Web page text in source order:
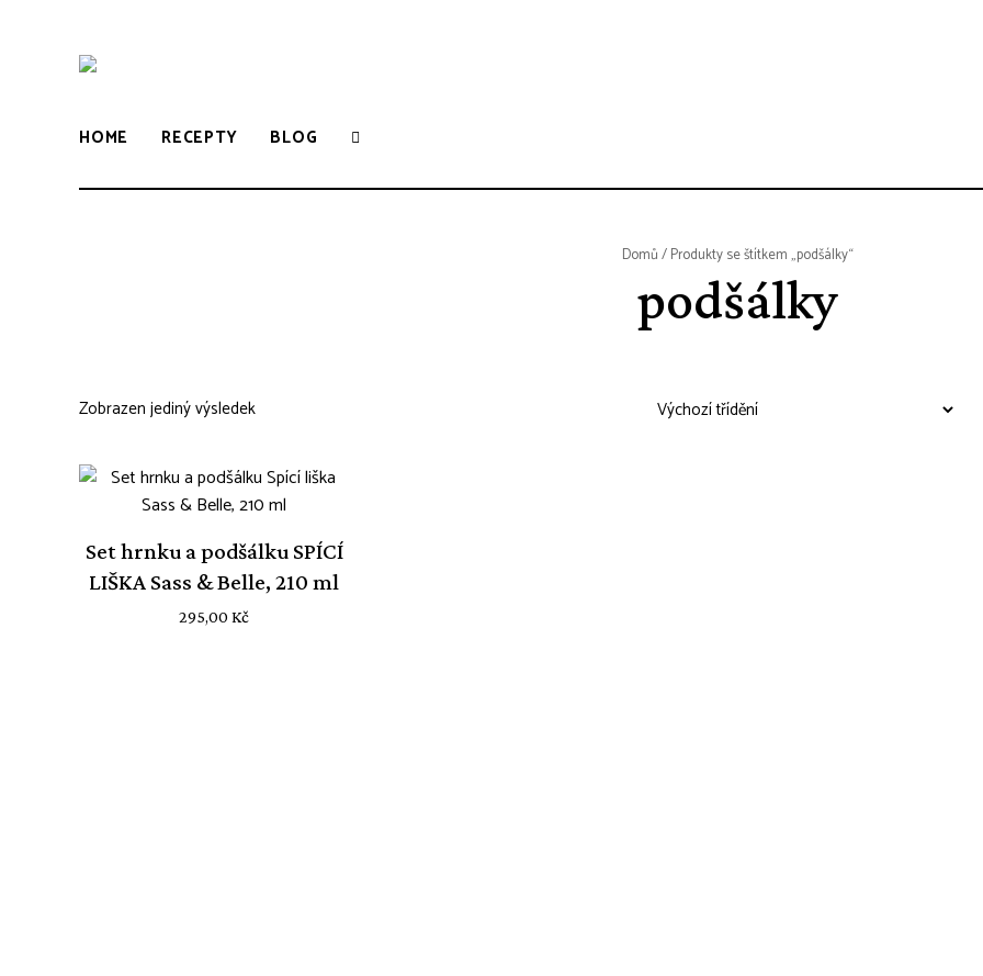
WWW.VUNE-
VANILKY.CZ
Food
zdravém,
tradičním
pečení.
HOME RECEPTY BLOG
Domů/ Produkty se štítkem „podšálky“
podšálky
Zobrazen jediný výsledek
Set hrnku a podšálku SPÍCÍ
LIŠKA Sass & Belle, 210 ml
295,00 Kč